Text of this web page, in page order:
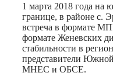
1 марта 2018 года на
границе, в районе с.
встреча в формате
формате Женевских
стабильности в
представители
МНЕС и ОБСЕ.